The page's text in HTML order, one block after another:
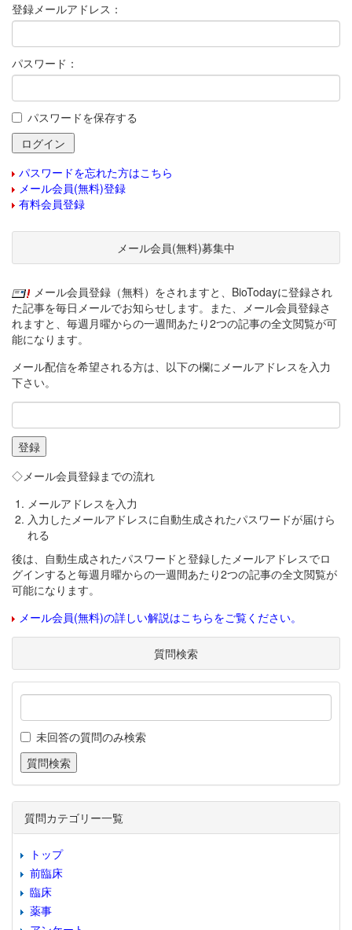
登録メールアドレス：
パスワード：
パスワードを保存する
パスワードを忘れた方はこちら
メール会員(無料)登録
有料会員登録
メール会員(無料)募集中
メール会員登録（無料）をされますと、BioTodayに登録され
た記事を毎日メールでお知らせします。また、メール会員登録さ
れますと、毎週月曜からの一週間あたり2つの記事の全文閲覧が可
能になります。
メール配信を希望される方は、以下の欄にメールアドレスを入力
下さい。
◇メール会員登録までの流れ
メールアドレスを入力
入力したメールアドレスに自動生成されたパスワードが届けら
れる
後は、自動生成されたパスワードと登録したメールアドレスでロ
グインすると毎週月曜からの一週間あたり2つの記事の全文閲覧が
可能になります。
メール会員(無料)の詳しい解説はこちらをご覧ください。
質問検索
未回答の質問のみ検索
質問カテゴリー一覧
トップ
前臨床
臨床
薬事